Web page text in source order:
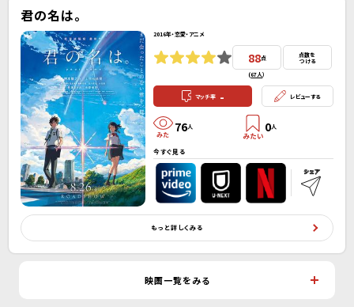
君の名は。
2016年・恋愛・アニメ
88点
(67人）
点数を
つける
マッチ率 - レビューする
76人 0人
今すぐ見る
もっと詳しくみる
映画一覧をみる